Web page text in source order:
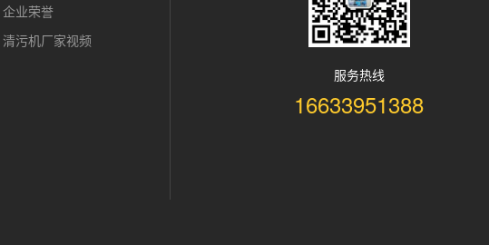
企业荣誉
清污机厂家视频
服务热线
16633951388